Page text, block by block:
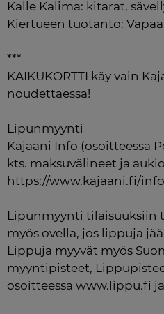
Kalle Kalima: kitarat,
Kiertueen tuotanto:
***
KAIKUKORTTI käy vain
noudettaessa!
Lipunmyynti
Kajaani Info (osoitteessa
kts. maksuvälineet ja
https://www.kajaani.fi/info
Lipunmyynti tilaisuuksiin
myös ovella, jos lippuja
Lippuja myyvät myös
myyntipisteet,
osoitteessa www.lippu.fi